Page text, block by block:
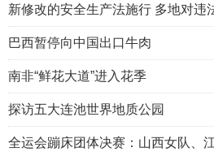
新修改的安全生产法施行 多地对违
巴西暂停向中国出口牛肉
南非“鲜花大道”进入花季
探访五大连池世界地质公园
全运会蹦床团体决赛：山西女队、